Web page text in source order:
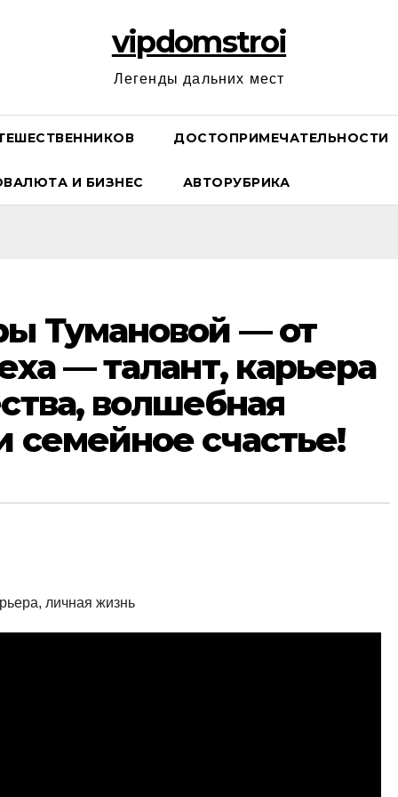
vipdomstroi
Легенды дальних мест
ДОСТОПРИМЕЧАТЕЛЬНОСТИ
И БИЗНЕС АВТОРУБРИКА
Тумановой — от
— талант, карьера
волшебная
семейное счастье!